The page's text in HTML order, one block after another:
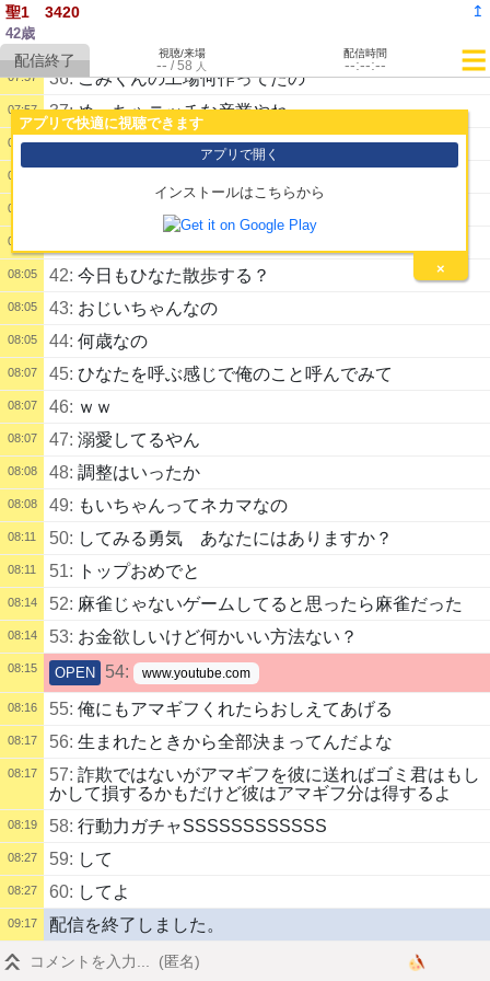
聖1 3420 ↥
42歳
アプリで快適に視聴できます
アプリで開く
インストールはこちらから
×
視聴/来場
-- /58 人
配信時間
--:--:--
にワロタよなｗ
07:56 35:ごみくんの工場は土日休み？
07:57 36:ごみくんの工場何作ってたの
07:57 37:めっちゃニッチな産業やね
07:58 38:まあ非常識だわな
07:59
08:01
08:04
08:05 42: 今日もひなた散歩する？
08:05 43: おじいちゃんなの
08:05 44: 何歳なの
08:07 45: ひなたを呼ぶ感じで俺のこと呼んでみて
08:07 46: ｗｗ
08:07 47: 溺愛してるやん
08:08 48: 調整はいったか
08:08 49: もいちゃんってネカマなの
08:11 50: してみる勇気 あなたにはありますか？
08:11 51: トップおめでと
08:14 52: 麻雀じゃないゲームしてると思ったら麻雀だった
08:14 53: お金欲しいけど何かいい方法ない？
08:15 OPEN 54: www.youtube.com
08:16 55: 俺にもアマギフくれたらおしえてあげる
08:17 56: 生まれたときから全部決まってんだよな
08:17 57: 詐欺ではないがアマギフを彼に送ればゴミ君はもし
かして損するかもだけど彼はアマギフ分は得するよ
08:19 58: 行動力ガチャSSSSSSSSSSSS
08:27 59: して
08:27 60: してよ
09:17 配信を終了しました。